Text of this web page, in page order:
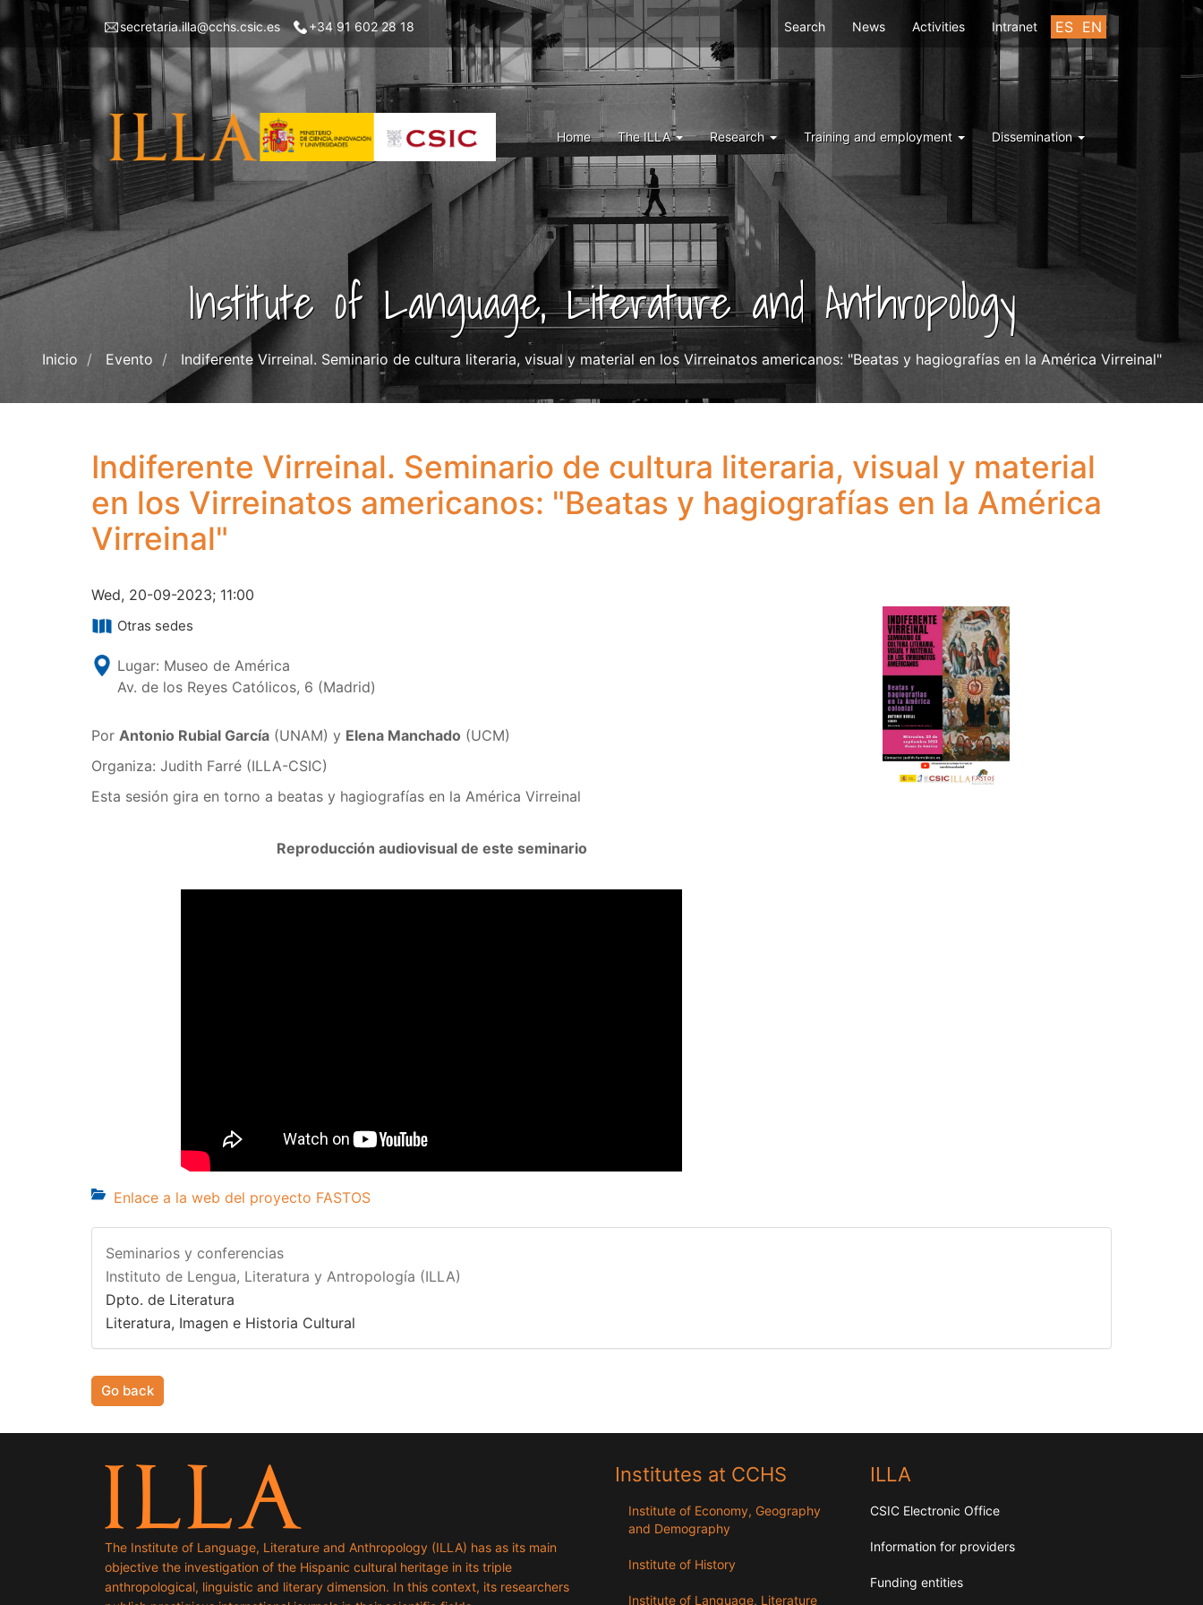
main
content
Menu
left
ILLA
secretaria.illa@cchs.csic.es +34 91 602 28 18 ES EN
Menu
right
ILLA
Search News Activities Intranet
Home The ILLA Research Training and employment Dissemination
Institute of Language, Literature and Anthropology
Inicio Evento Indiferente Virreinal. Seminario de cultura literaria, visual y material en los Virreinatos americanos: "Beatas y hagiografías en la América Virreinal"
Indiferente Virreinal. Seminario de cultura literaria, visual y material
en los Virreinatos americanos: "Beatas y hagiografías en la América
Virreinal"
Wed, 20-09-2023; 11:00
Otras sedes
Lugar: Museo de América
Av. de los Reyes Católicos, 6 (Madrid)
Por Antonio Rubial García (UNAM) y Elena Manchado (UCM)
Organiza: Judith Farré (ILLA-CSIC)
Esta sesión gira en torno a beatas y hagiografías en la América Virreinal
Reproducción audiovisual de este seminario
Enlace a la web del proyecto FASTOS
Seminarios y conferencias
Instituto de Lengua, Literatura y Antropología (ILLA)
Dpto. de Literatura
Literatura, Imagen e Historia Cultural
Go back
The Institute of Language, Literature and Anthropology (ILLA) has as its main
objective the investigation of the Hispanic cultural heritage in its triple
anthropological, linguistic and literary dimension. In this context, its researchers
Institutes at CCHS
Institute of Economy, Geography
and Demography
Institute of History
Institute of Language, Literature
ILLA
CSIC Electronic Office
Information for providers
Funding entities